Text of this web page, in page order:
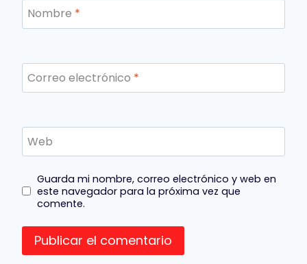
Nombre *
Correo electrónico *
Web
Guarda mi nombre, correo electrónico y web en
este navegador para la próxima vez que
comente.